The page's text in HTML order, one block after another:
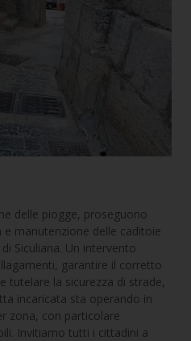
delle piogge, proseguono
manutenzione delle caditoie
Siculiana. Un intervento
garantire il corretto
tutelare la sicurezza di strade,
incaricata sta operando in
zona, con particolare
Invitiamo tutti i cittadini a